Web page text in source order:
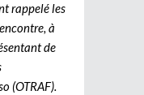
rappelé les
à
de
(OTRAF).